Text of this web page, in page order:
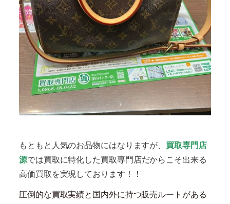
もともと人気のお品物にはなりますが、 買取専門店
源では買取に特化した買取専門店だからこそ出来る
高価買取を実現しております！！
圧倒的な買取実績と国内外に持つ販売ルートがある